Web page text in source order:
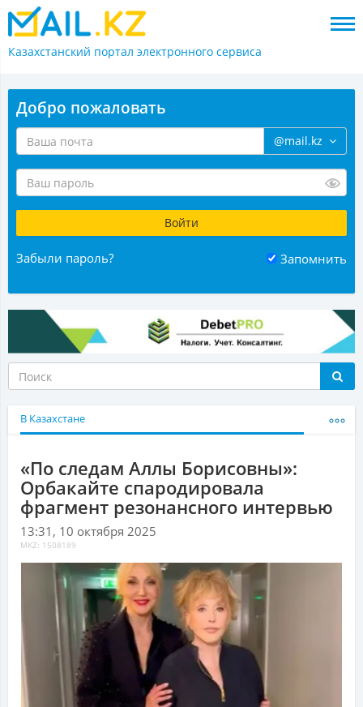
Казахстанский портал электронного сервиса
Добро пожаловать
@mail.kz
Забыли пароль? Запомнить
В Казахстане
«По следам Аллы Борисовны»:
Орбакайте спародировала
фрагмент резонансного интервью
13:31, 10 октября 2025
MKZ: 1508189